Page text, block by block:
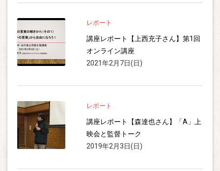
レポート
講座レポート【上西充子さん】第1回
オンライン講座
2021年2月7日(日)
レポート
講座レポート【森達也さん】「A」上
映会と監督トーク
2019年2月3日(日)